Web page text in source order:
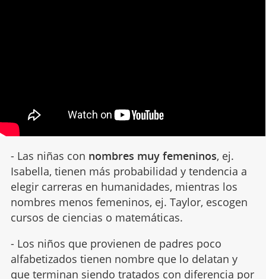
- Las niñas con nombres muy femeninos, ej.
Isabella, tienen más probabilidad y tendencia a
elegir carreras en humanidades, mientras los
nombres menos femeninos, ej. Taylor, escogen
cursos de ciencias o matemáticas.
- Los niños que provienen de padres poco
alfabetizados tienen nombre que lo delatan y
que terminan siendo tratados con diferencia por